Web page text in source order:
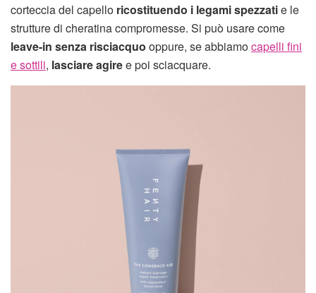
corteccia del capello ricostituendo i legami spezzatie le
strutture di cheratina compromesse. Si può usare come
leave-in senza risciacquo oppure, se abbiamocapelli fini
e sottili, lasciare agiree poi sciacquare.